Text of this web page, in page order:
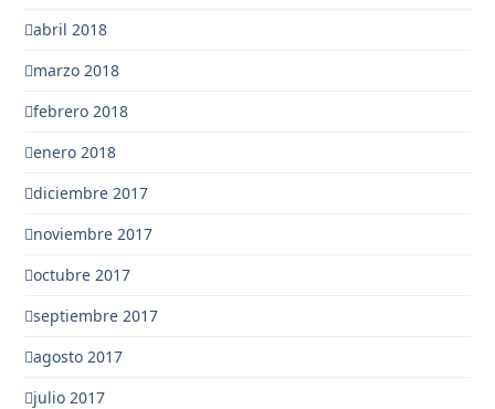
abril 2018
marzo 2018
febrero 2018
enero 2018
diciembre 2017
noviembre 2017
octubre 2017
septiembre 2017
agosto 2017
julio 2017